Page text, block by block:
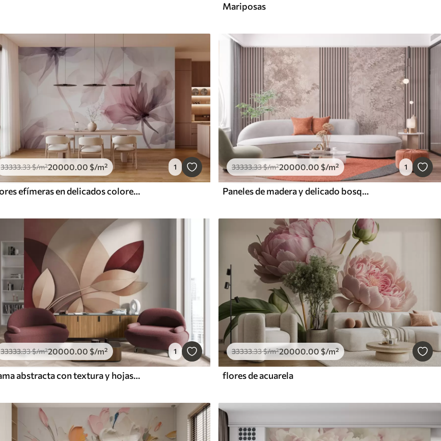
Mariposas
33333.33$/m²20000 .00 $/m² 1
Flores efímeras en delicados colores pastel
33333.33$/m²20000.00 $/m² 1
Paneles de madera y delicado bosque en tonos rosas
33333.33$/m²20000.00 $/m² 1
Rama abstracta con textura y hojas en tonos marrones, beige y rojos, sobre un fondo de formas abstractas.
33333.33$/m²20000.00 $/m²
flores de acuarela